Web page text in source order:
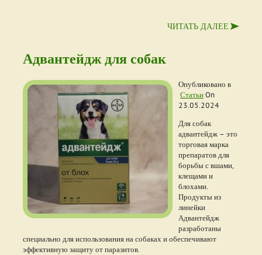
ЧИТАТЬ ДАЛЕЕ
Адвантейдж для собак
Опубликовано в
СтатьиOn
23.05.2024
Для собак
адвантейдж – это
торговая марка
препаратов для
борьбы с вшами,
клещами и
блохами.
Продукты из
линейки
Адвантейдж
разработаны
специально для использования на собаках и обеспечивают
эффективную защиту от паразитов.